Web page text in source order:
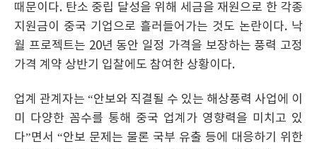
때문이다. 탄소 중립 달성을 위해 세금을 재원으로 한 각종
지원금이 중국 기업으로 흘러들어가는 것도 논란이다. 낙
월 프로젝트는 20년 동안 일정 가격을 보장하는 풍력 고정
가격 계약 상반기 입찰에도 참여한 상황이다.
업계 관계자는 “안보와 직결될 수 있는 해상풍력 사업에 이
미 다양한 꼼수를 통해 중국 업계가 영향력을 미치고 있
다”면서 “안보 문제는 물론 국부 유출 등에 대응하기 위한